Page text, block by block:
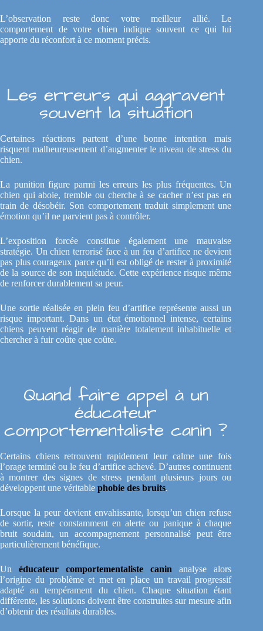
L’observation reste donc votre meilleur allié. Le
comportement de votre chien indique souvent ce qui lui
apporte du réconfort à ce moment précis.
Les erreurs qui aggravent
souvent la situation
Certaines réactions partent d’une bonne intention mais
risquent malheureusement d’augmenter le niveau de stress du
chien.
La punition figure parmi les erreurs les plus fréquentes. Un
chien qui aboie, tremble ou cherche à se cacher n’est pas en
train de désobéir. Son comportement traduit simplement une
émotion qu’il ne parvient pas à contrôler.
L’exposition forcée constitue également une mauvaise
stratégie. Un chien terrorisé face à un feu d’artifice ne devient
pas plus courageux parce qu’il est obligé de rester à proximité
de la source de son inquiétude. Cette expérience risque même
de renforcer durablement sa peur.
Une sortie réalisée en plein feu d’artifice représente aussi un
risque important. Dans un état émotionnel intense, certains
chiens peuvent réagir de manière totalement inhabituelle et
chercher à fuir coûte que coûte.
Quand faire appel à un
éducateur
comportementaliste canin ?
Certains chiens retrouvent rapidement leur calme une fois
l’orage terminé ou le feu d’artifice achevé. D’autres continuent
à montrer des signes de stress pendant plusieurs jours ou
développent une véritable phobie des bruits.
Lorsque la peur devient envahissante, lorsqu’un chien refuse
de sortir, reste constamment en alerte ou panique à chaque
bruit soudain, un accompagnement personnalisé peut être
particulièrement bénéfique.
Unéducateur comportementaliste canin analyse alors
l’origine du problème et met en place un travail progressif
adapté au tempérament du chien. Chaque situation étant
différente, les solutions doivent être construites sur mesure afin
d’obtenir des résultats durables.